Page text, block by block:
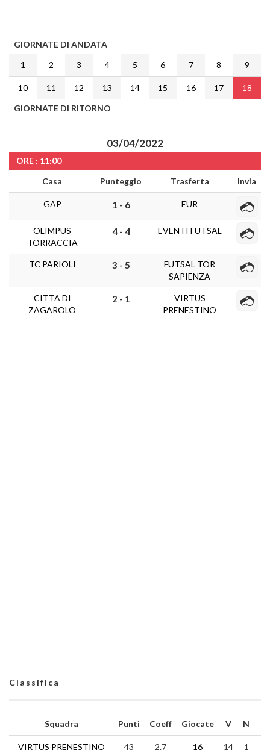
GIORNATE DI ANDATA
1
2 3 4 5 6 7 8 9
10 11 12 13 14 15 16 17
18
GIORNATE DI RITORNO
03/04/2022
ORE : 11:00
Casa
Punteggio Trasferta Invia
GAP 1 - 6 EUR
OLIMPUS
TORRACCIA
4 - 4 EVENTI FUTSAL
TC PARIOLI 3 - 5
FUTSAL TOR
SAPIENZA
CITTA DI
ZAGAROLO
2 - 1
VIRTUS
PRENESTINO
Classifica
Squadra
VIRTUS PRENESTINO
Punti Coeff Giocate V N
43 2.7 16 14 1